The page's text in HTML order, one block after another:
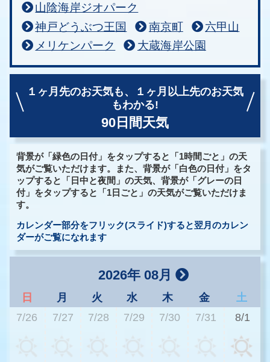
山陰海岸ジオパーク
神戸どうぶつ王国
南京町
六甲山
メリケンパーク
大蔵海岸公園
１ヶ月先のお天気も、
１ヶ月以上先のお天気
もわかる!
90日間天気
背景が「緑色の日付」をタップすると「1時間ごと」の天
気がご覧いただけます。また、背景が「白色の日付」をタ
ップすると「日中と夜間」の天気、背景が「グレーの日
付」をタップすると「1日ごと」の天気がご覧いただけま
す。
カレンダー部分をフリック(スライド)すると翌月のカレン
ダーがご覧になれます
2026年 08月
日 月 火 水 木 金
土
7/26
7/27 7/28 7/29 7/30 7/31 8/1